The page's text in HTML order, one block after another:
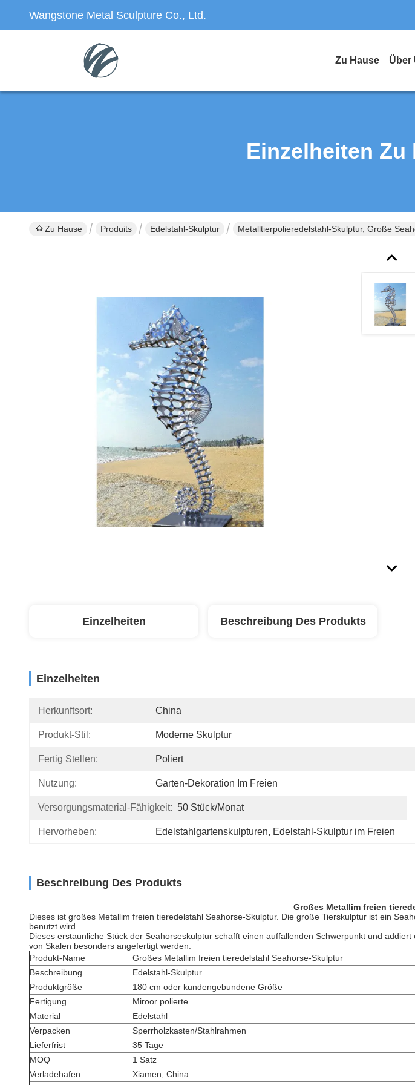
Wangstone Metal Sculpture Co., Ltd.
Zu Hause Über
Einzelheiten Zu
Zu Hause Produits Edelstahl-Skulptur Metalltierpolieredelstahl-Skulptur, Große
Einzelheiten Beschreibung Des Produkts
Einzelheiten
Herkunftsort: China
Produkt-Stil: Moderne Skulptur
Fertig Stellen: Poliert
Nutzung: Garten-Dekoration Im Freien
Versorgungsmaterial-Fähigkeit: 50 Stück/Monat
Hervorheben: Edelstahlgartenskulpturen, Edelstahl-Skulptur im Freien
Beschreibung Des Produkts
Großes Metallim freien
Dieses ist großes Metallim freien tieredelstahl Seahorse-Skulptur. Die große Tierskulptur ist ein
benutzt wird.
Dieses erstaunliche Stück der Seahorseskulptur schafft einen auffallenden Schwerpunkt und
von Skalen besonders angefertigt werden.
Produkt-Name
Großes Metallim freien tieredelstahl Seahorse-Skulptur
Beschreibung
Edelstahl-Skulptur
Produktgröße
180 cm oder kundengebundene Größe
Fertigung
Miroor polierte
Material
Edelstahl
Verpacken
Sperrholzkasten/Stahlrahmen
Lieferfrist
35 Tage
MOQ
1 Satz
Verladehafen
Xiamen, China